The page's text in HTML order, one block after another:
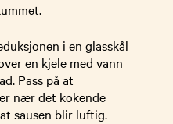
i en glasskål
en kjele med vann
Pass på at
nær det kokende
sausen blir luftig.